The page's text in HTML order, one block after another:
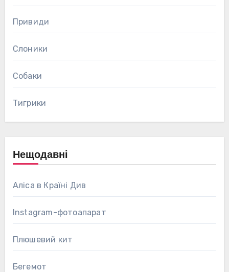
Привиди
Слоники
Собаки
Тигрики
Нещодавні
Аліса в Країні Див
Instagram-фотоапарат
Плюшевий кит
Бегемот